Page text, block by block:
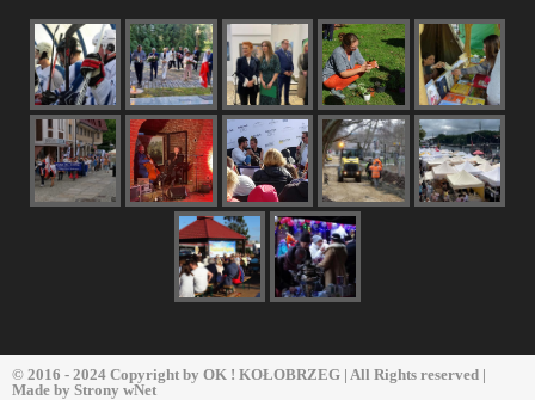
© 2016 - 2024 Copyright by OK ! KOŁOBRZEG | All Rights reserved |
Made by Strony wNet